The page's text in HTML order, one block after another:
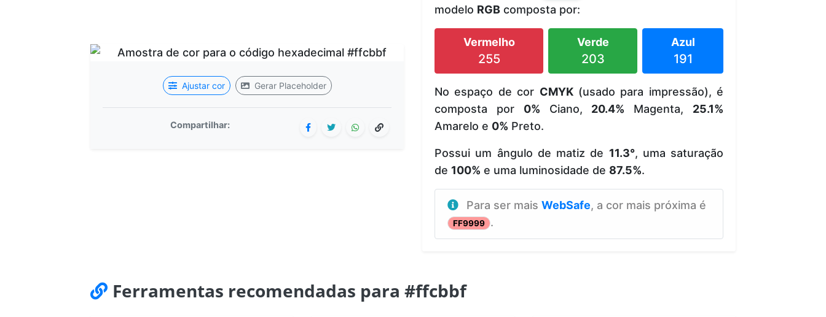
Ajustar cor Gerar Placeholder
Compartilhar:
modelo RGB composta por:
Vermelho
255
Verde
203
Azul
191
No espaço de cor CMYK(usado para impressão), é
composta por 0% Ciano, 20.4% Magenta, 25.1%
Amarelo e 0% Preto.
Possui um ângulo de matiz de 11.3°, uma saturação
de 100% e uma luminosidade de 87.5%.
Para ser mais WebSafe, a cor mais próxima é
FF9999 .
Ferramentas recomendadas para #ffcbbf